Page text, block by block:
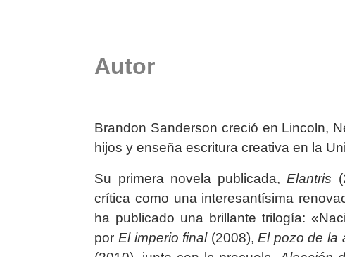
Autor
Brandon Sanderson creció en Lincoln,
hijos y enseña escritura creativa en la
Su primera novela publicada,Elantris
crítica como una interesantísima
ha publicado una brillante trilogía:
por El imperio final(2008),El pozo de la